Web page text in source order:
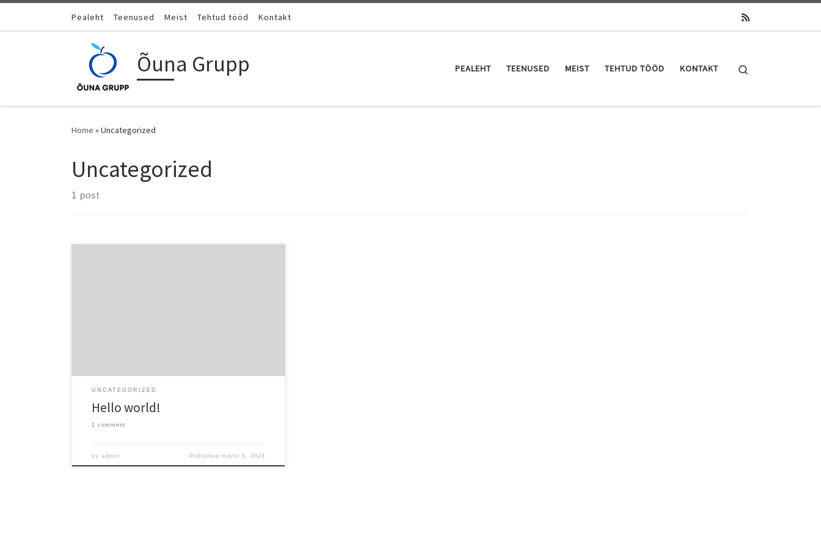
Skip to contentPealeht Teenused Meist Tehtud tööd Kontakt
Õuna Grupp PEALEHT TEENUSED MEIST TEHTUD TÖÖD KONTAKT
Home »Uncategorized
Uncategorized
1 post
UNCATEGORIZED
Hello world!
1 comment
byadmin Published märts 6, 2024